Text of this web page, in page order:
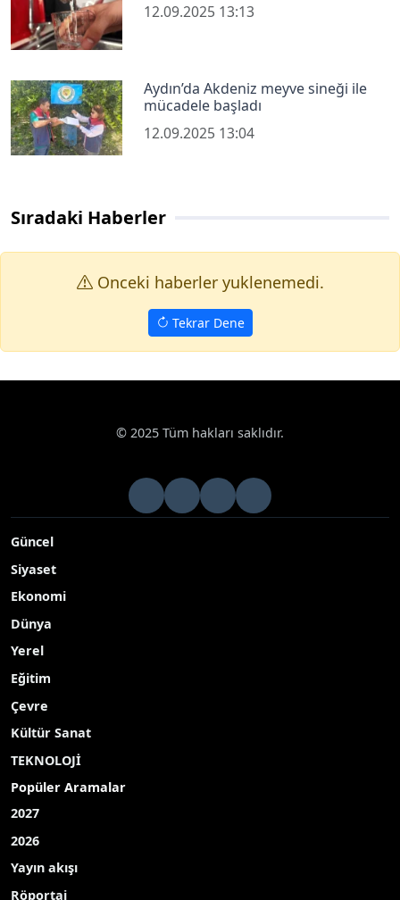
12.09.2025 13:13
Aydın’da Akdeniz meyve sineği ile
mücadele başladı
12.09.2025 13:04
Sıradaki Haberler
Onceki haberler yuklenemedi.
Tekrar Dene
Çevre Ergene’de arıtılmadan çaya atık su deşarjı
Tekirdağ’ın Ergene ilçesinde yapılan denetimlerde, evsel atık
Tekirdağ’ın Ergene ilçesinde yapılan